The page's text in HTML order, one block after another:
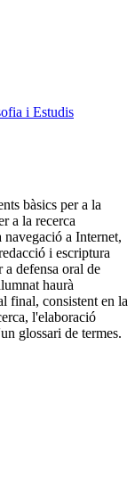
i Estudis
bàsics per a la
a la recerca
a Internet,
i escriptura
a defensa oral de
haurà
final, consistent en la
l'elaboració
glossari de termes.